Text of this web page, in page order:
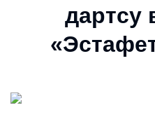
дартсу